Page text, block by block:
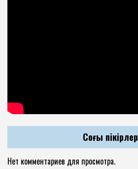
Соңғы пікірлер
Нет комментариев для просмотра.